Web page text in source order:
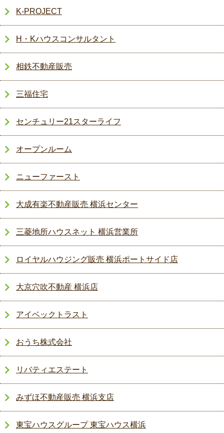
K-PROJECT
H・Kハウスコンサルタント
相鉄不動産販売
三福住宅
センチュリー21スターライフ
オープンルーム
ニューファースト
大成有楽不動産販売 横浜センター
三菱地所ハウスネット 横浜営業所
ロイヤルハウジング販売 横浜ポートサイド店
大京穴吹不動産 横浜店
アイベックトラスト
おうち株式会社
リバティエステート
みずほ不動産販売 横浜支店
東宝ハウスグループ 東宝ハウス横浜